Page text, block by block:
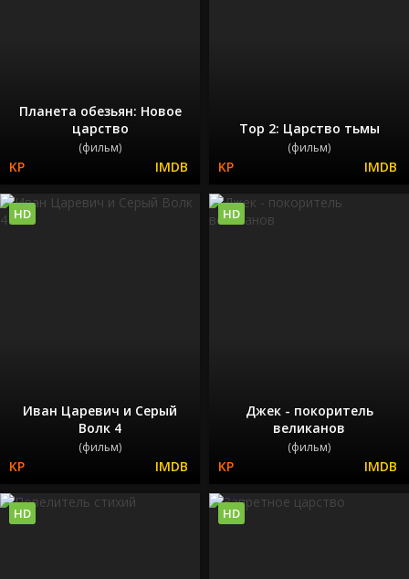
Планета обезьян: Новое
царство
(фильм)
Тор 2: Царство тьмы
(фильм)
Иван Царевич и Серый
Волк 4
(фильм)
HD
Джек - покоритель
великанов
(фильм)
HD
HD HD